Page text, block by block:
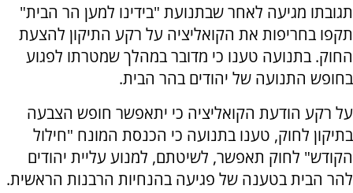
תגובתו מגיעה לאחר שבתנועת "בידינו למען הר הבית"
תקפו בחריפות את הקואליציה על רקע התיקון להצעת
החוק. בתנועה טענו כי מדובר במהלך שמטרתו לפגוע
בחופש התנועה של יהודים בהר הבית.
על רקע הודעת הקואליציה כי יתאפשר חופש הצבעה
בתיקון לחוק, טענו בתנועה כי הכנסת המונח "חילול
הקודש" לחוק תאפשר, לשיטתם, למנוע עליית יהודים
להר הבית בטענה של פגיעה בהנחיות הרבנות הראשית.